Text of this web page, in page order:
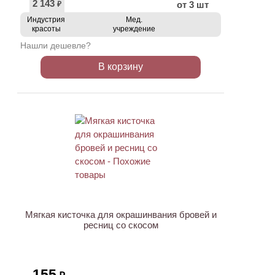
2 143 ₽ от 3 шт
Индустрия
красоты
Мед.
учреждение
Нашли дешевле?
В корзину
Мягкая кисточка для окрашинвания бровей и
ресниц со скосом